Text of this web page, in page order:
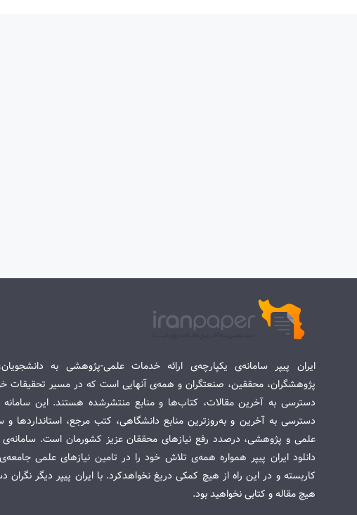
ایران پیپر سامانه‌ی یکپارچه‌ی ارائه خدمات علمی-پژوهشی به
پژوهشگران، محققین، صنعتگران و همه‌ی آنهایی است که در مسیر تحقیقات
دسترسی به آخرین مقالات، کتاب‌ها و منابع منتشرشده هستند. این سامانه
دسترسی به آخرین و به‌روزترین منابع دانشگاهی، کتب مرجع، استانداردها و
علمی و پژوهشی، درصدد رفع نیازهای محققان عزیز کشورمان است. سامانه‌ی
دانلود ایران پیپر همواره همه‌ی تلاش خود را در تامین نیازهای علمی
کاربسته و در این راه از هیچ کمکی دریغ نخواهدکرد. با ایران پیپر دیگر نگران
هیچ مقاله و کتابی نخواهید بود.